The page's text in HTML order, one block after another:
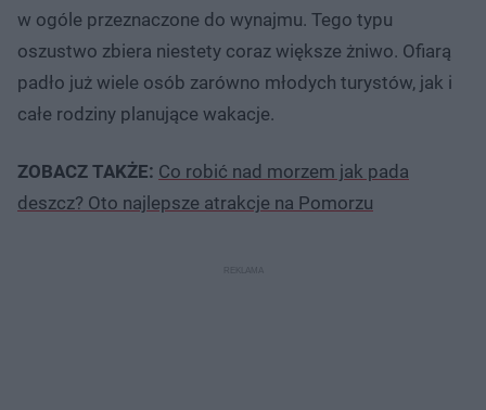
w ogóle przeznaczone do wynajmu. Tego typu
oszustwo zbiera niestety coraz większe żniwo. Ofiarą
padło już wiele osób zarówno młodych turystów, jak i
całe rodziny planujące wakacje.
ZOBACZ TAKŻE: Co robić nad morzem jak pada
deszcz? Oto najlepsze atrakcje na Pomorzu